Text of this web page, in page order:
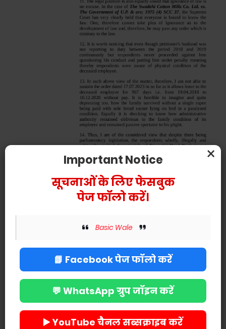
×
Important Notice
सूचनाओं के लिए फेसबुक
पेज फॉलो करें।
Basic Wale
📘 Facebook पेज फॉलो करें
💬 WhatsApp ग्रुप जॉइन करें
▶️ YouTube चैनल सब्सक्राइब करें